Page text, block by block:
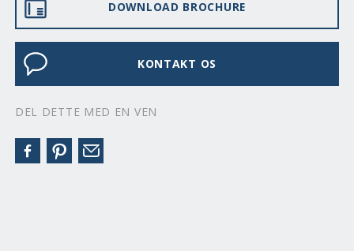
DOWNLOAD BROCHURE
KONTAKT OS
DEL DETTE MED EN VEN